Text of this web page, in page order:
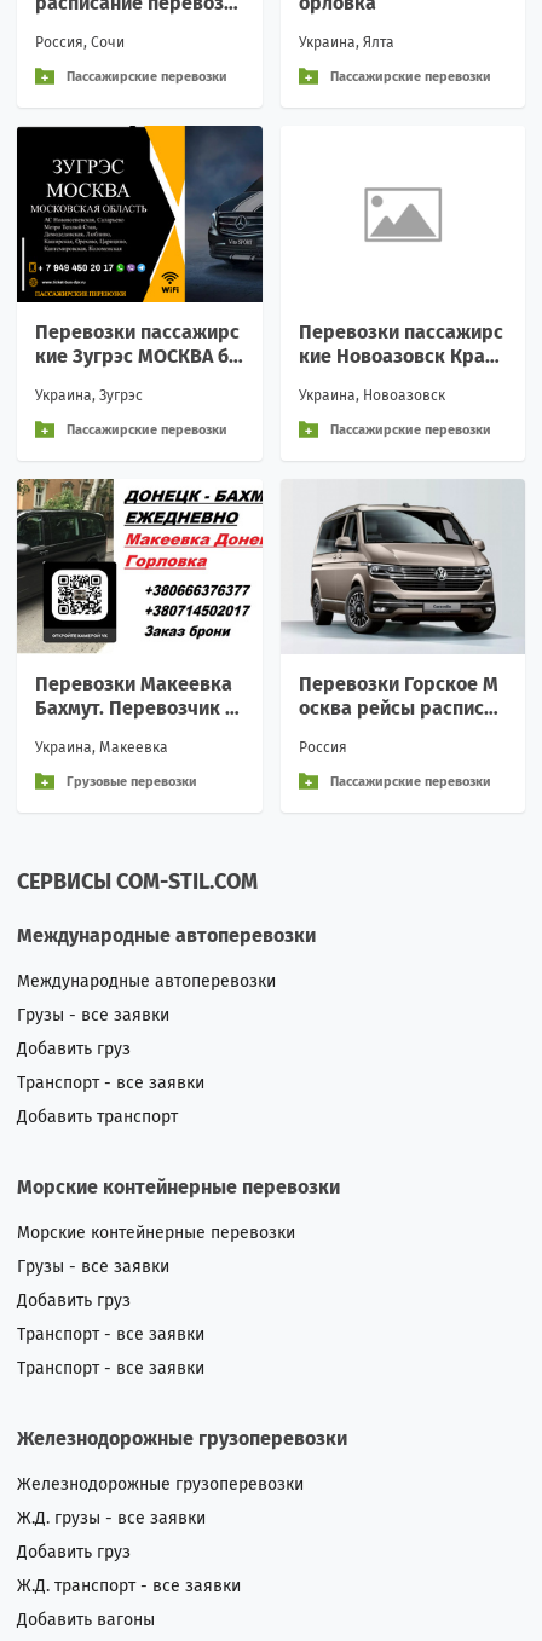
а Вежливое обращени
е
Россия, Сочи
Пассажирские перевозки
Украина, Ялта
Пассажирские перевозки
Перевозки пассажирс
кие Зугрэс МОСКВА би
ние
Украина, Зугрэс
Пассажирские перевозки
Перевозки пассажирс
кие Новоазовск Красн
БИЛЕТЫ НА АВТОБУС Н
Украина, Новоазовск
Пассажирские перевозки
Перевозки Макеевка
Бахмут. Перевозчик М
тчики Макеевка Бахм
ут
Украина, Макеевка
Грузовые перевозки
Перевозки Горское М
осква рейсы расписан
Россия
Пассажирские перевозки
СЕРВИСЫ COM-STIL.COM
Международные автоперевозки
Международные автоперевозки
Грузы - все заявки
Добавить груз
Транспорт - все заявки
Добавить транспорт
Морские контейнерные перевозки
Морские контейнерные перевозки
Грузы - все заявки
Добавить груз
Транспорт - все заявки
Транспорт - все заявки
Железнодорожные грузоперевозки
Железнодорожные грузоперевозки
Ж.Д. грузы - все заявки
Добавить груз
Ж.Д. транспорт - все заявки
Добавить вагоны